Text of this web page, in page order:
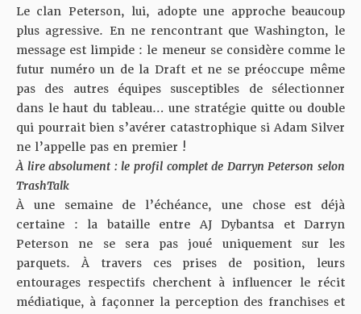
Le clan Peterson, lui, adopte une approche beaucoup
plus agressive. En ne rencontrant que Washington, le
message est limpide : le meneur se considère comme le
futur numéro un de la Draft et ne se préoccupe même
pas des autres équipes susceptibles de sélectionner
dans le haut du tableau… une stratégie quitte ou double
qui pourrait bien s’avérer catastrophique si Adam Silver
ne l’appelle pas en premier !
À lire absolument :le profil complet de Darryn Peterson selon
TrashTalk
À une semaine de l’échéance, une chose est déjà
certaine : la bataille entre AJ Dybantsa et Darryn
Peterson ne se sera pas joué uniquement sur les
parquets. À travers ces prises de position, leurs
entourages respectifs cherchent à influencer le récit
médiatique, à façonner la perception des franchises et